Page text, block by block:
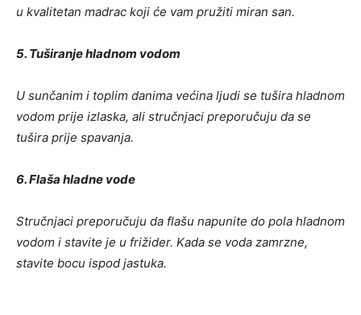
u kvalitetan madrac koji će vam pružiti miran san.
5. Tuširanje hladnom vodom
U sunčanim i toplim danima većina ljudi se tušira hladnom
vodom prije izlaska, ali stručnjaci preporučuju da se
tušira prije spavanja.
6. Flaša hladne vode
Stručnjaci preporučuju da flašu napunite do pola hladnom
vodom i stavite je u frižider. Kada se voda zamrzne,
stavite bocu ispod jastuka.